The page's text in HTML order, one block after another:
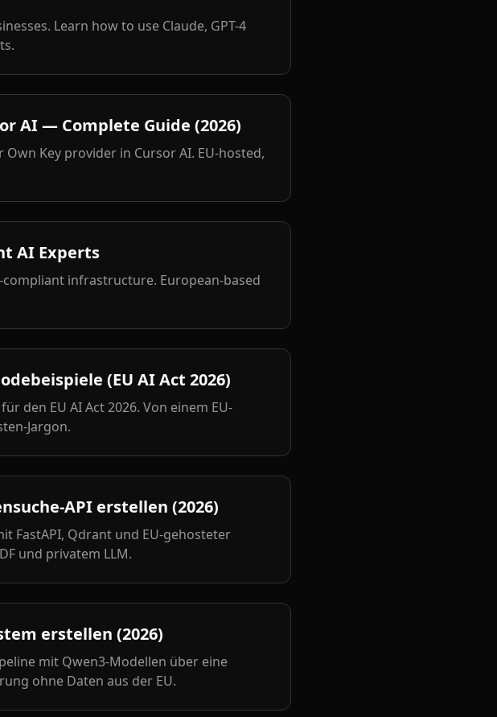
Learn how to use Claude, GPT-4
AI — Complete Guide (2026)
Key provider in Cursor AI. EU-hosted,
AI Experts
infrastructure. European-based
(EU AI Act 2026)
den EU AI Act 2026. Von einem EU-
Jargon.
API erstellen (2026)
FastAPI, Qdrant und EU-gehosteter
und privatem LLM.
erstellen (2026)
mit Qwen3-Modellen über eine
ohne Daten aus der EU.